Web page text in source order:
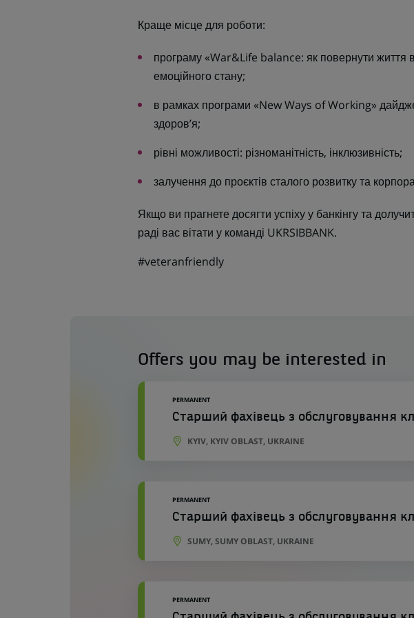
Краще місце для роботи:
програму «War&Life balance: як повернути життя
емоційного стану;
в рамках програми «New Ways of Working»
здоров’я;
рівні можливості: різноманітність, інклюзивність;
залучення до проєктів сталого розвитку та
Якщо ви прагнете досягти успіху у банкінгу та
раді вас вітати у команді UKRSIBBANK.
#veteranfriendly
Offers you may be interested in
PERMANENT
Старший фахівець з обслуговування
KYIV, KYIV OBLAST, UKRAINE
PERMANENT
Старший фахівець з обслуговування
SUMY, SUMY OBLAST, UKRAINE
PERMANENT